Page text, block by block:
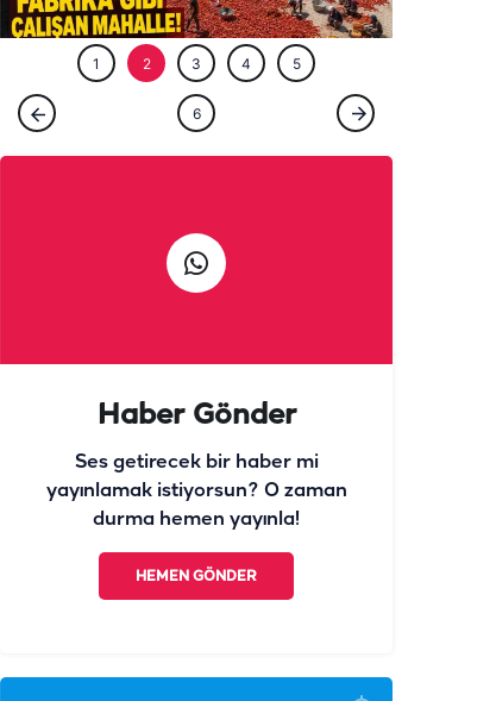
ÖZEL HABER
Şanlıurfa'da tek başına fabrika gibi çalışan
1 2 3 4 5
6
Haber Gönder
Ses getirecek bir haber mi
yayınlamak istiyorsun? O zaman
durma hemen yayınla!
HEMEN GÖNDER